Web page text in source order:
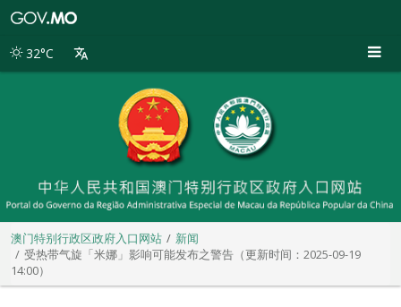
别
32°C
澳门特别行政区政府入口网站
新闻
受热带气旋「米娜」影响可能发布之警告（更新时间：2025-09-19
14:00）